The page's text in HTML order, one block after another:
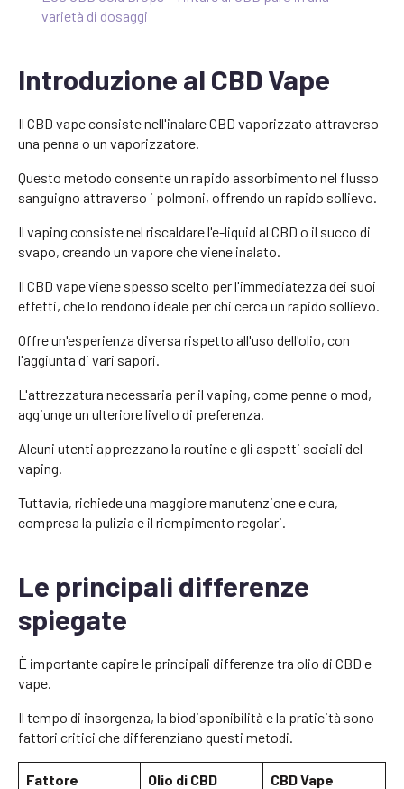
varietà di dosaggi
Introduzione al CBD Vape
Il CBD vape consiste nell'inalare CBD vaporizzato attraverso
una penna o un vaporizzatore.
Questo metodo consente un rapido assorbimento nel flusso
sanguigno attraverso i polmoni, offrendo un rapido sollievo.
Il vaping consiste nel riscaldare l'e-liquid al CBD o il succo di
svapo, creando un vapore che viene inalato.
Il CBD vape viene spesso scelto per l'immediatezza dei suoi
effetti, che lo rendono ideale per chi cerca un rapido sollievo.
Offre un'esperienza diversa rispetto all'uso dell'olio, con
l'aggiunta di vari sapori.
L'attrezzatura necessaria per il vaping, come penne o mod,
aggiunge un ulteriore livello di preferenza.
Alcuni utenti apprezzano la routine e gli aspetti sociali del
vaping.
Tuttavia, richiede una maggiore manutenzione e cura,
compresa la pulizia e il riempimento regolari.
Le principali differenze
spiegate
È importante capire le principali differenze tra olio di CBD e
vape.
Il tempo di insorgenza, la biodisponibilità e la praticità sono
fattori critici che differenziano questi metodi.
Fattore Olio di CBD CBD Vape